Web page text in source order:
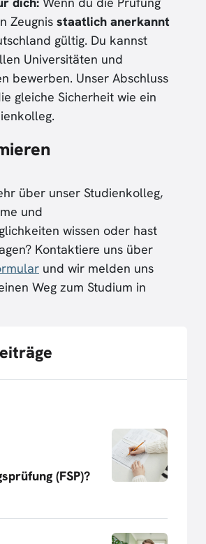
Zeugnis staatlich anerkannt
gültig. Du kannst
Universitäten und
bewerben. Unser Abschluss
gleiche Sicherheit wie ein
über unser Studienkolleg,
und
wissen oder hast
Kontaktiere uns über
und wir melden uns
Weg zum Studium in
(FSP)?